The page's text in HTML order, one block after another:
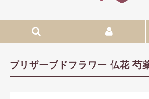
商品カテゴリー
プリザーブドフラワー 仏花 芍